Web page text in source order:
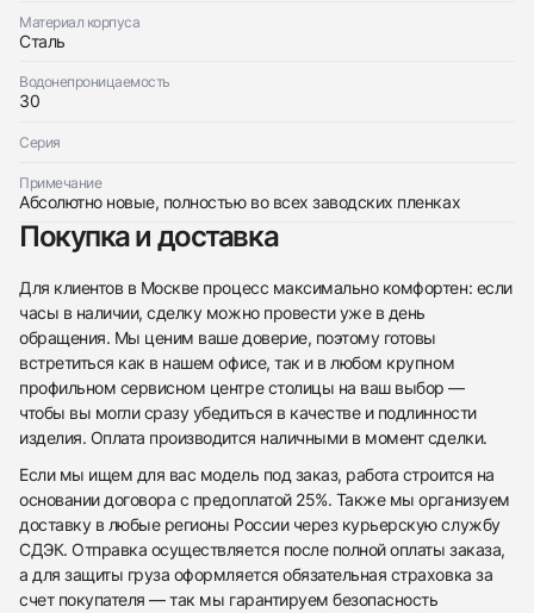
Материал корпуса
Сталь
Водонепроницаемость
30
Серия
Примечание
Абсолютно новые, полностью во всех заводских пленках
Покупка и доставка
Для клиентов в Москве процесс максимально комфортен: если
часы в наличии, сделку можно провести уже в день
обращения. Мы ценим ваше доверие, поэтому готовы
встретиться как в нашем офисе, так и в любом крупном
профильном сервисном центре столицы на ваш выбор —
чтобы вы могли сразу убедиться в качестве и подлинности
изделия. Оплата производится наличными в момент сделки.
Если мы ищем для вас модель под заказ, работа строится на
основании договора с предоплатой 25%. Также мы организуем
доставку в любые регионы России через курьерскую службу
СДЭК. Отправка осуществляется после полной оплаты заказа,
а для защиты груза оформляется обязательная страховка за
счет покупателя — так мы гарантируем безопасность
Отправить заявку
Отправить заявку